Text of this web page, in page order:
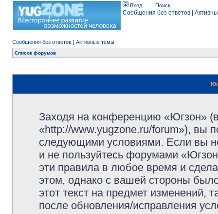
Вход Поиск
Сообщения без ответов
Сообщения без ответов | Активные темы
Список форумов
Заходя на конференцию «Югзон»
«http://www.yugzone.ru/forum»), вы
следующими условиями. Если вы
и не пользуйтесь форумами
эти правила в любое время и
этом, однако с вашей стороны
этот текст на предмет изменений,
после обновления/исправления